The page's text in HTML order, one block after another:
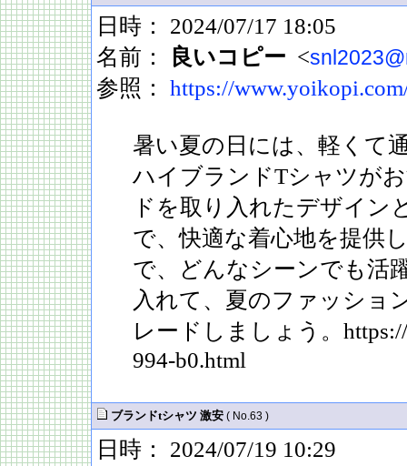
日時： 2024/07/17 18:05
名前：
良いコピー <
参照： https://
暑い夏の日には、軽くて
ハイブランドTシャツが
ドを取り入れたデザイン
で、快適な着心地を提供
で、どんなシーンでも活
入れて、夏のファッショ
レードしましょう。
994-b0.html
ブランドtシャツ 激安 ( No.63 )
日時： 2024/07/19 10:29